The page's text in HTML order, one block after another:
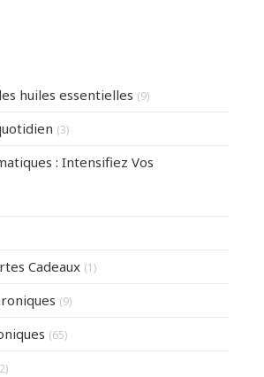
huiles essentielles (9)
(3)
: Intensifiez Vos
Cadeaux (1)
(9)
(65)